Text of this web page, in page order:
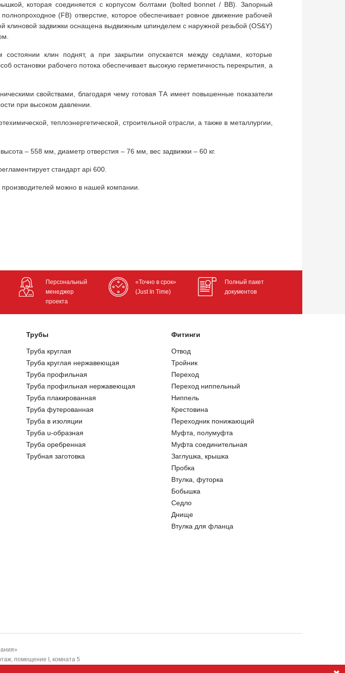
которая соединяется с корпусом болтами (bolted bonnet / BB). Запорный
(FB) отверстие, которое обеспечивает ровное движение рабочей
клиновой задвижки оснащена выдвижным шпинделем с наружной резьбой (OS&Y)
клин поднят, а при закрытии опускается между седлами, которые
остановки рабочего потока обеспечивает высокую герметичность перекрытия, а
свойствами, благодаря чему готовая ТА имеет повышенные показатели
при высоком давлении.
теплоэнергетической, строительной отрасли, а также в металлургии,
– 558 мм, диаметр отверстия – 76 мм, вес задвижки – 60 кг.
стандарт api 600.
можно в нашей компании.
Персональный
менеджер
проекта
«Точно в срок»
(Just In Time)
Полный пакет
документов
Трубы
Труба круглая
Труба круглая нержавеющая
Труба профильная
Труба профильная нержавеющая
Труба плакированная
Труба футерованная
Труба в изоляции
Труба u-образная
Труба оребренная
Трубная заготовка
Фитинги
Отвод
Тройник
Переход
Переход ниппельный
Ниппель
Крестовина
Переходник понижающий
Муфта, полумуфта
Муфта соединительная
Заглушка, крышка
Пробка
Втулка, футорка
Бобышка
Седло
Днище
Втулка для фланца
помещение I, комната 5